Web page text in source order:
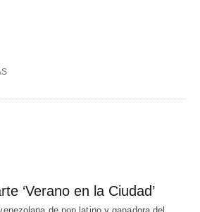
‘Verano en la Ciudad’